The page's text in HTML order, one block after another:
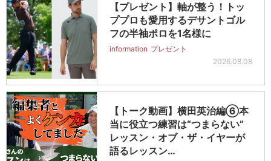
【プレゼント】軸が整う！トッ
ププロも愛用するデサントゴル
フの半袖ポロを1名様に
information プレゼント
2026.08.08
【トーク動画】横田英治編⑥本
当に役立つ練習は“つまらない”
レッスン・オブ・ザ・イヤーが
語るレッスン…